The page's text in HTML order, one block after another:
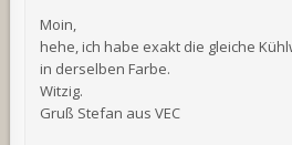
Moin,
hehe, ich habe exakt die gleiche
in derselben Farbe.
Witzig.
Gruß Stefan aus VEC